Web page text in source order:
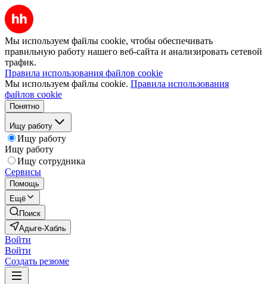
Мы используем файлы cookie, чтобы обеспечивать
правильную работу нашего веб-сайта и анализировать сетевой
трафик.
Правила использования файлов cookie
Мы используем файлы cookie. Правила использования
файлов cookie
Понятно
Ищу работу
Ищу работу
Ищу работу
Ищу сотрудника
Сервисы
Помощь
Ещё
Поиск
Адыге-Хабль
Войти
Войти
Создать резюме